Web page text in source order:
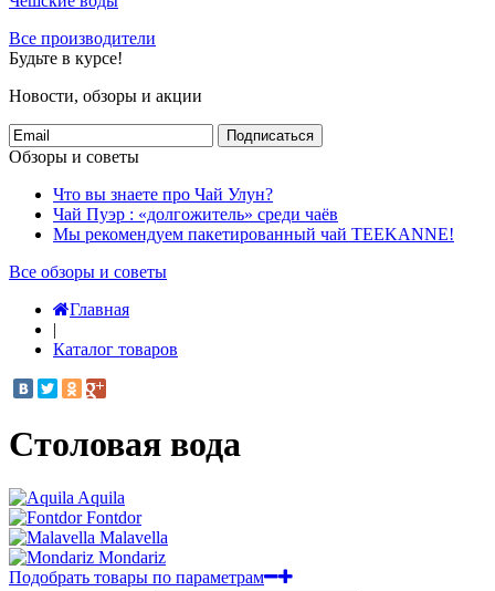
Все производители
Будьте в курсе!
Новости, обзоры и акции
Подписаться
Обзоры и советы
Что вы знаете про Чай Улун?
Чай Пуэр : «долгожитель» среди чаёв
Мы рекомендуем пакетированный чай TEEKANNE!
Все обзоры и советы
Главная
|
Каталог товаров
Столовая вода
Aquila
Fontdor
Malavella
Mondariz
Подобрать товары по параметрам